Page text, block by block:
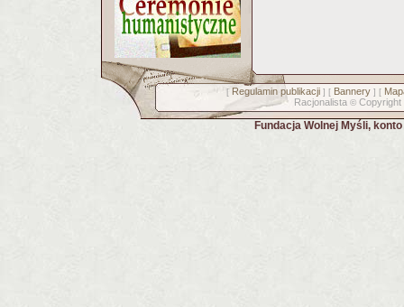
[ Regulamin publikacji] [ Bannery] [
Racjonalista © Copyright
Fundacja Wolnej Myśli,